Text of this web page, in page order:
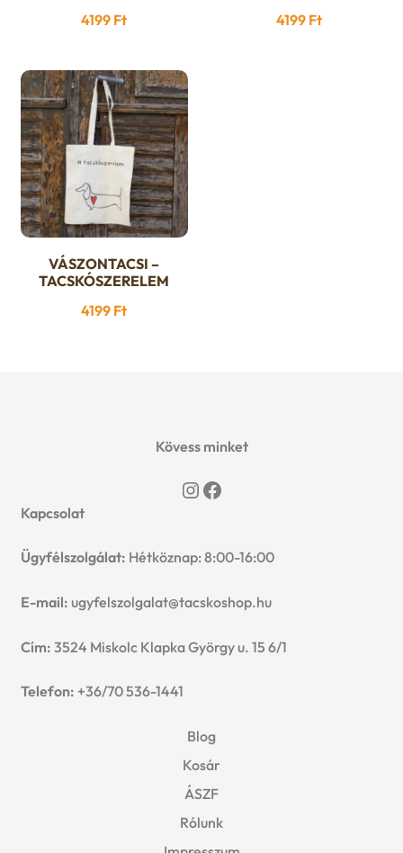
4199 Ft
4199 Ft
VÁSZONTACSI –
TACSKÓSZERELEM
4199 Ft
Kövess minket
Instagram
Facebook
Kapcsolat
Ügyfélszolgálat: Hétköznap: 8:00-16:00
E-mail: ugyfelszolgalat@tacskoshop.hu
Cím: 3524 Miskolc Klapka György u. 15 6/1
Telefon: +36/70 536-1441
Blog
Kosár
ÁSZF
Rólunk